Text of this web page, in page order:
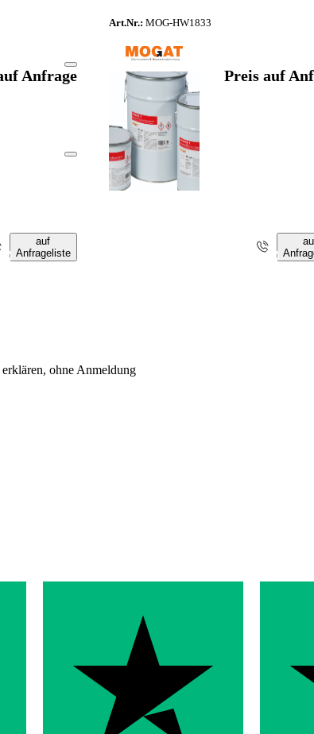
auf
Anfrageliste
Anfrage
Art.Nr.: MOG-HW1833
Preis auf
ohne Anmeldung